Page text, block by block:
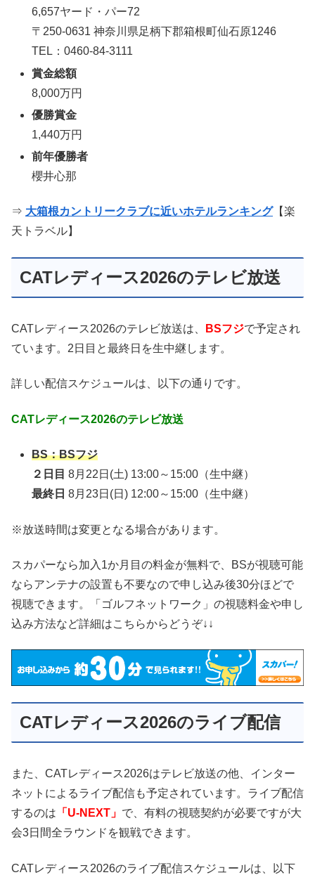
6,657ヤード・パー72
〒250-0631 神奈川県足柄下郡箱根町仙石原1246
TEL：0460-84-3111
賞金総額
8,000万円
優勝賞金
1,440万円
前年優勝者
櫻井心那
⇒ 大箱根カントリークラブに近いホテルランキング【楽
天トラベル】
CATレディース2026のテレビ放送
CATレディース2026のテレビ放送は、 BSフジで予定され
ています。2日目と最終日を生中継します。
詳しい配信スケジュールは、以下の通りです。
CATレディース2026のテレビ放送
BS：BSフジ
２日目 8月22日(土) 13:00～15:00（生中継）
最終日 8月23日(日) 12:00～15:00（生中継）
※放送時間は変更となる場合があります。
スカパーなら加入1か月目の料金が無料で、BSが視聴可能
ならアンテナの設置も不要なので申し込み後30分ほどで
視聴できます。「ゴルフネットワーク」の視聴料金や申し
込み方法など詳細はこちらからどうぞ↓↓
CATレディース2026のライブ配信
また、CATレディース2026はテレビ放送の他、インター
ネットによるライブ配信も予定されています。ライブ配信
するのは 「U-NEXT」 で、有料の視聴契約が必要ですが大
会3日間全ラウンドを観戦できます。
CATレディース2026のライブ配信スケジュールは、以下